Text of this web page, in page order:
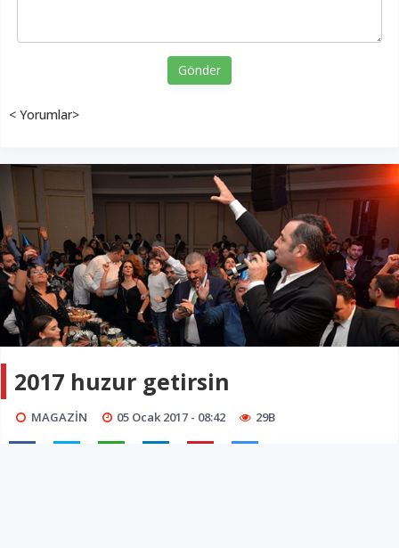
Gönder
< Yorumlar>
2017 huzur getirsin
MAGAZİN 05 Ocak 2017 - 08:42 29B